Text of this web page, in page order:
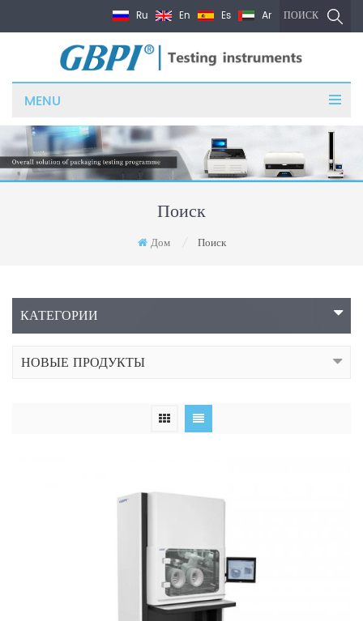
ПОИСК
Ru En Es Ar
MENU
Поиск
Дом Поиск
КАТЕГОРИИ
НОВЫЕ ПРОДУКТЫ